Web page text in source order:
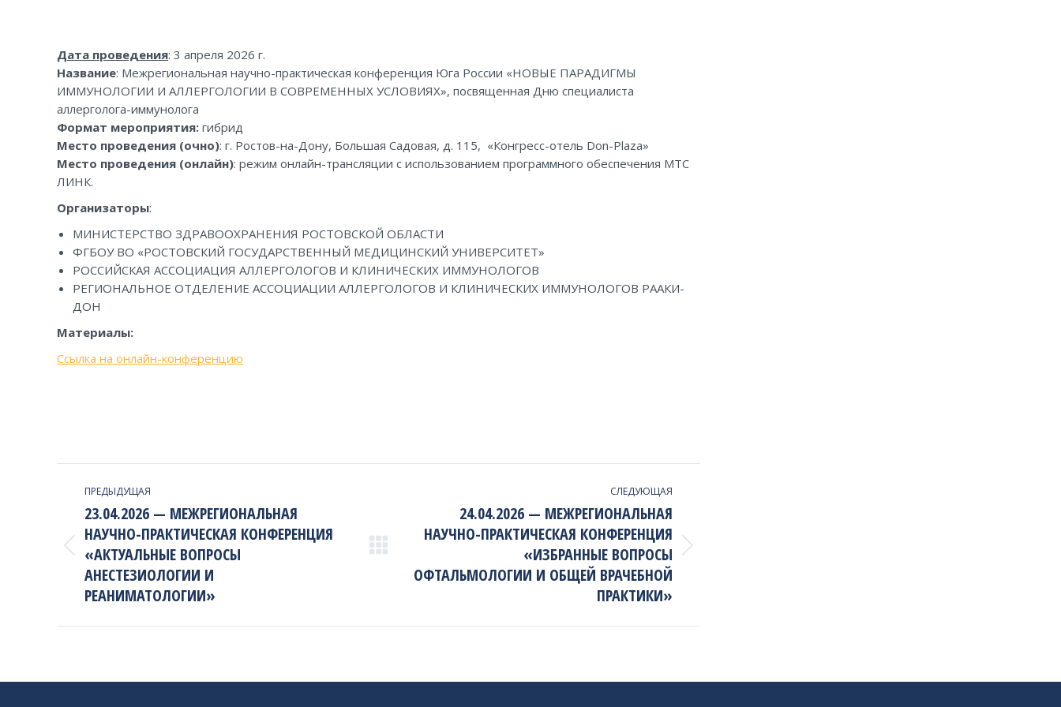
Дата проведения: 3 апреля 2026 г.
Название: Межрегиональная научно-практическая конференция Юга России «НОВЫЕ ПАРАДИГМЫ
ИММУНОЛОГИИ И АЛЛЕРГОЛОГИИ В СОВРЕМЕННЫХ УСЛОВИЯХ», посвященная Дню специалиста
аллерголога-иммунолога
Формат мероприятия: гибрид
Место проведения (очно): г. Ростов-на-Дону, Большая Садовая, д. 115, «Конгресс-отель Don-Plaza»
Место проведения (онлайн): режим онлайн-трансляции с использованием программного обеспечения МТС
ЛИНК.
Организаторы:
МИНИСТЕРСТВО ЗДРАВООХРАНЕНИЯ РОСТОВСКОЙ ОБЛАСТИ
ФГБОУ ВО «РОСТОВСКИЙ ГОСУДАРСТВЕННЫЙ МЕДИЦИНСКИЙ УНИВЕРСИТЕТ»
РОССИЙСКАЯ АССОЦИАЦИЯ АЛЛЕРГОЛОГОВ И КЛИНИЧЕСКИХ ИММУНОЛОГОВ
РЕГИОНАЛЬНОЕ ОТДЕЛЕНИЕ АССОЦИАЦИИ АЛЛЕРГОЛОГОВ И КЛИНИЧЕСКИХ ИММУНОЛОГОВ РААКИ-
ДОН
Материалы:
Ссылка на онлайн-конференцию
PROJECT
NAVIGATION
ПРЕДЫДУЩАЯ
Previous
project:
23.04.2026 — МЕЖРЕГИОНАЛЬНАЯ
НАУЧНО-ПРАКТИЧЕСКАЯ КОНФЕРЕНЦИЯ
«АКТУАЛЬНЫЕ ВОПРОСЫ
АНЕСТЕЗИОЛОГИИ И
РЕАНИМАТОЛОГИИ»
СЛЕДУЮЩАЯ
project:
24.04.2026 — МЕЖРЕГИОНАЛЬНАЯ
НАУЧНО-ПРАКТИЧЕСКАЯ КОНФЕРЕНЦИЯ
«ИЗБРАННЫЕ ВОПРОСЫ
ОФТАЛЬМОЛОГИИ И ОБЩЕЙ ВРАЧЕБНОЙ
ПРАКТИКИ»